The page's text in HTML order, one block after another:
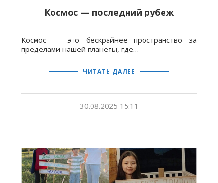
Космос — последний рубеж
Космос — это бескрайнее пространство за
пределами нашей планеты, где…
ЧИТАТЬ ДАЛЕЕ
30.08.2025 15:11